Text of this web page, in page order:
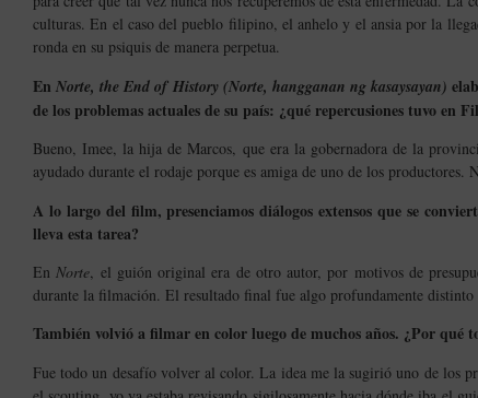
culturas. En el caso del pueblo filipino, el anhelo y el ansia por la
ronda en su psiquis de manera perpetua.
EnNorte, the End of History (Norte, hangganan ng kasaysayan)
de los problemas actuales de su país: ¿qué repercusiones tuvo en
Bueno, Imee, la hija de Marcos, que era la gobernadora de la
ayudado durante el rodaje porque es amiga de uno de los productores.
A lo largo del film, presenciamos diálogos extensos que se
lleva esta tarea?
EnNorte, el guión original era de otro autor, por motivos de
durante la filmación. El resultado final fue algo profundamente distinto
También volvió a filmar en color luego de muchos años. ¿Por qué
Fue todo un desafío volver al color. La idea me la sugirió uno de los